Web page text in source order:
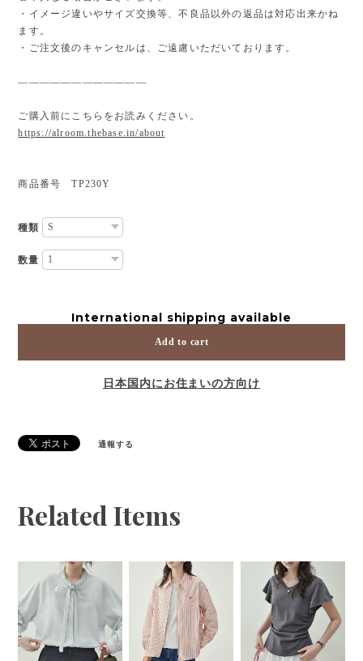
・イメージ違いやサイズ交換等、不良品以外の返品は対応出来かね
ます。
・ご注文後のキャンセルは、ご遠慮いただいております。
————————————
ご購入前にこちらをお読みください。
https://alroom.thebase.in/about
商品番号 TP230Y
種類
数量
International shipping available
Add to cart
日本国内にお住まいの方向け
通報する
Related Items